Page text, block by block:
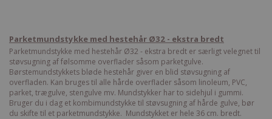
Parketmundstykke med hestehår Ø32 - ekstra bredt
Parketmundstykke med hestehår Ø32 - ekstra bredt er særligt velegnet til
støvsugning af følsomme overflader såsom parketgulve.
Børstemundstykkets bløde hestehår giver en blid støvsugning af
overfladen. Kan bruges til alle hårde overflader såsom linoleum, PVC,
parket, trægulve, stengulve mv. Mundstykker har to sidehjul i gummi.
Bruger du i dag et kombimundstykke til støvsugning af hårde gulve, bør
du skifte til et parketmundstykke. Mundstykket er hele 36 cm. bredt.